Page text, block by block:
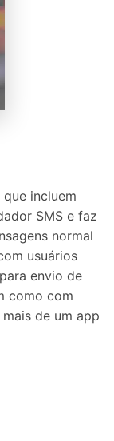
incluem
SMS e faz
normal
usuários
envio de
como com
de um app